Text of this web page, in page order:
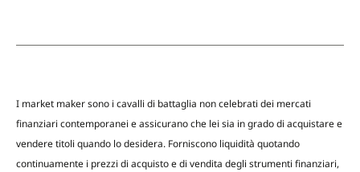
I market maker sono i cavalli di battaglia non celebrati dei mercati
finanziari contemporanei e assicurano che lei sia in grado di acquistare e
vendere titoli quando lo desidera. Forniscono liquidità quotando
continuamente i prezzi di acquisto e di vendita degli strumenti finanziari,